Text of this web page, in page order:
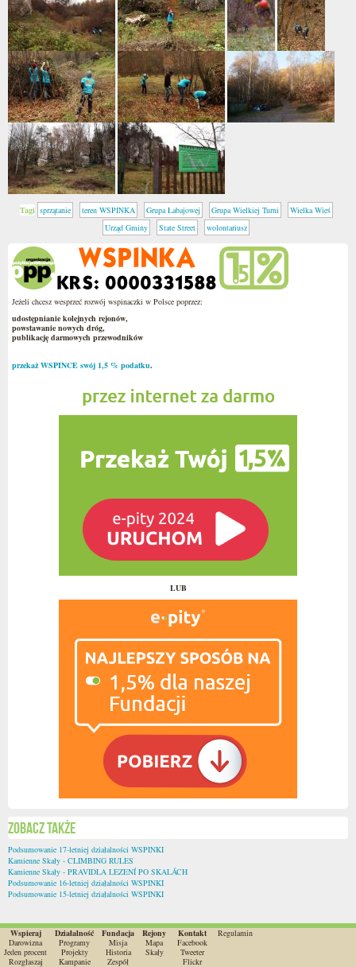
Tagi sprzątanie teren WSPINKA Grupa Łabajowej Grupa Wielkiej Turni
Wielka Wieś
Urząd Gminy
State Street wolontariusz
Jeżeli chcesz wesprzeć rozwój wspinaczki w Polsce poprzez:
udostępnianie kolejnych rejonów,
powstawanie nowych dróg,
publikację darmowych przewodników
przekaż WSPINCE swój 1,5 % podatku.
LUB
Zobacz także
Podsumowanie 17-letniej działalności WSPINKI
Kamienne Skały - CLIMBING RULES
Kamienne Skały - PRAVIDLA LEZENÍ PO SKALÁCH
Podsumowanie 16-letniej działalności WSPINKI
Podsumowanie 15-letniej działalności WSPINKI
Wspieraj
Darowizna
Jeden procent
Rozgłaszaj
Działalność
Programy
Projekty
Kampanie
Fundacja
Misja
Historia
Zespół
Rejony
Mapa
Skały
Kontakt
Facebook
Tweeter
Flickr
Regulamin